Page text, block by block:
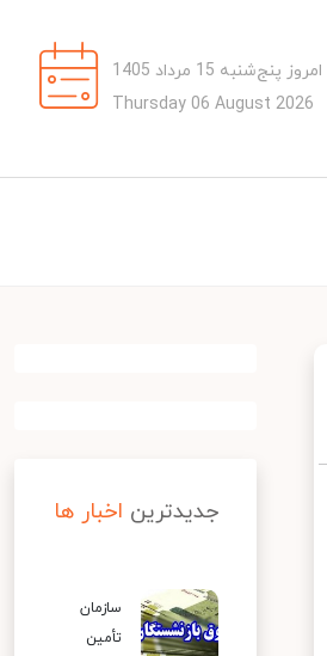
امروز پنج‌شنبه 15 مرداد 1405
Thursday 06 August 2026
جدیدترین اخبار ها
سازمان
تأمین